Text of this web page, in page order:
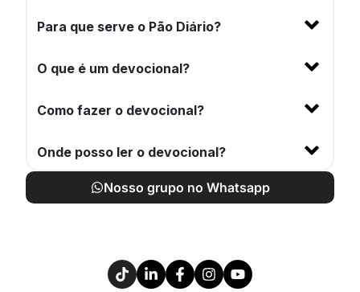
Para que serve o Pão Diário?
O que é um devocional?
Como fazer o devocional?
Onde posso ler o devocional?
Nosso grupo no Whatsapp